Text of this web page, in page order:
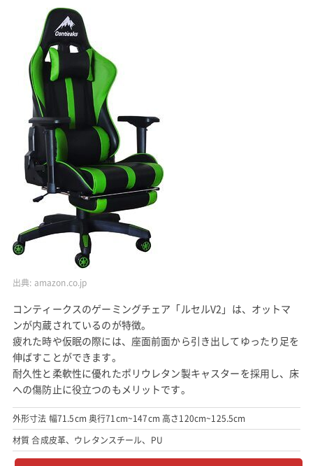
出典: amazon.co.jp
コンティークスのゲーミングチェア「ルセルV2」は、オットマ
ンが内蔵されているのが特徴。
疲れた時や仮眠の際には、座面前面から引き出してゆったり足を
伸ばすことができます。
耐久性と柔軟性に優れたポリウレタン製キャスターを採用し、床
への傷防止に役立つのもメリットです。
外形寸法 幅71.5cm 奥行71cm~147cm 高さ120cm~125.5cm
材質 合成皮革、ウレタンスチール、PU